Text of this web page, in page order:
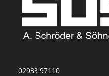
02933 97110